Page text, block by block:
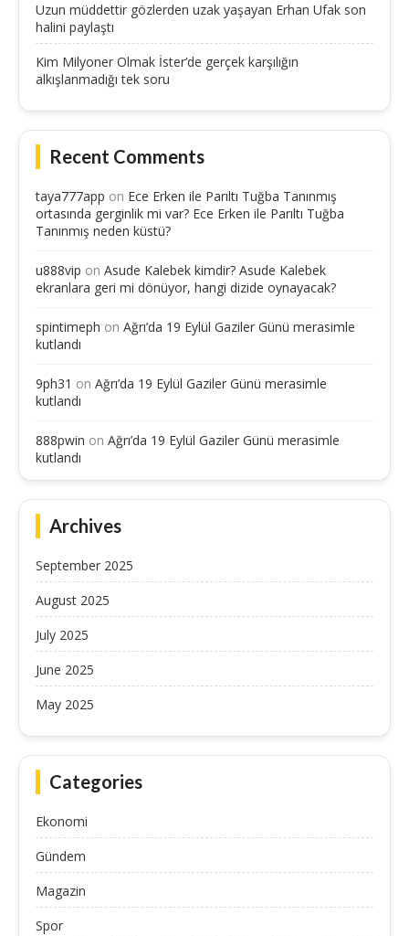
Uzun müddettir gözlerden uzak yaşayan Erhan Ufak son
halini paylaştı
Kim Milyoner Olmak İster’de gerçek karşılığın
alkışlanmadığı tek soru
Recent Comments
taya777app on Ece Erken ile Parıltı Tuğba Tanınmış
ortasında gerginlik mi var? Ece Erken ile Parıltı Tuğba
Tanınmış neden küstü?
u888vip on Asude Kalebek kimdir? Asude Kalebek
ekranlara geri mi dönüyor, hangi dizide oynayacak?
spintimeph on Ağrı’da 19 Eylül Gaziler Günü merasimle
kutlandı
9ph31 on Ağrı’da 19 Eylül Gaziler Günü merasimle
kutlandı
888pwin on Ağrı’da 19 Eylül Gaziler Günü merasimle
kutlandı
Archives
September 2025
August 2025
July 2025
June 2025
May 2025
Categories
Ekonomi
Gündem
Magazin
Spor